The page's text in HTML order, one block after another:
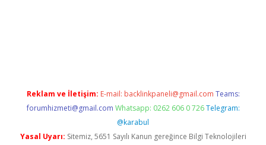
Reklam ve İletişim: E-mail: backlinkpaneli@gmail.com Teams:
forumhizmeti@gmail.com Whatsapp: 0262 606 0 726 Telegram:
@karabul
Yasal Uyarı: Sitemiz, 5651 Sayılı Kanun gereğince Bilgi Teknolojileri